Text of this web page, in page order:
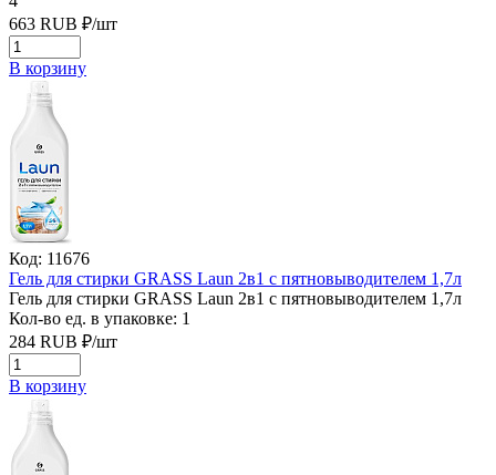
663 RUB ₽/шт
В корзину
Код: 11676
Гель для стирки GRASS Laun 2в1 с пятновыводителем 1,7л
Гель для стирки GRASS Laun 2в1 с пятновыводителем 1,7л
Кол-во ед. в упаковке: 1
284 RUB ₽/шт
В корзину